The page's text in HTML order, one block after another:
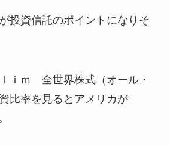
投資信託のポイントになりそ
ｉｍ 全世界株式（オール・
比率を見るとアメリカが